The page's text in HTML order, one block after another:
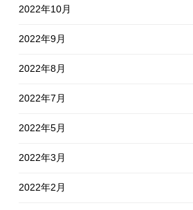
2022年10月
2022年9月
2022年8月
2022年7月
2022年5月
2022年3月
2022年2月